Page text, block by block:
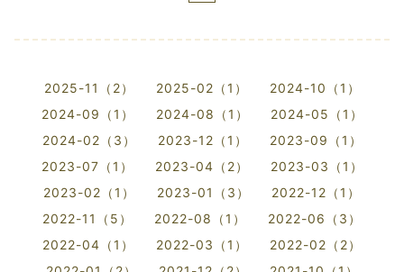
2025-11（2） 2025-02（1）
2024-10（1）
2024-09（1）
2024-08（1）
2024-05（1）
2024-02（3）
2023-12（1）
2023-09（1）
2023-07（1）
2023-04（2）
2023-03（1）
2023-02（1）
2023-01（3）
2022-12（1）
2022-11（5）
2022-08（1）
2022-06（3）
2022-04（1）
2022-03（1）
2022-02（2）